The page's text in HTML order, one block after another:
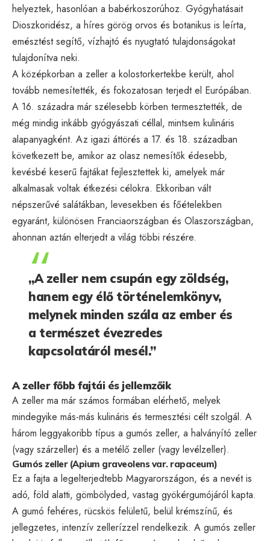
helyeztek, hasonlóan a babérkoszorúhoz. Gyógyhatásait
Dioszkoridész, a híres görög orvos és botanikus is leírta,
emésztést segítő, vízhajtó és nyugtató tulajdonságokat
tulajdonítva neki.
A középkorban a zeller a kolostorkertekbe került, ahol
tovább nemesítették, és fokozatosan terjedt el Európában.
A 16. századra már szélesebb körben termesztették, de
még mindig inkább gyógyászati céllal, mintsem kulináris
alapanyagként. Az igazi áttörés a 17. és 18. században
következett be, amikor az olasz nemesítők édesebb,
kevésbé keserű fajtákat fejlesztettek ki, amelyek már
alkalmasak voltak étkezési célokra. Ekkoriban vált
népszerűvé salátákban, levesekben és főételekben
egyaránt, különösen Franciaországban és Olaszországban,
ahonnan aztán elterjedt a világ többi részére.
„A zeller nem csupán egy zöldség,
hanem egy élő történelemkönyv,
melynek minden szála az ember és
a természet évezredes
kapcsolatáról mesél.”
A zeller főbb fajtái és jellemzőik
A zeller ma már számos formában elérhető, melyek
mindegyike más-más kulináris és termesztési célt szolgál. A
három leggyakoribb típus a gumós zeller, a halványító zeller
(vagy szárzeller) és a metélő zeller (vagy levélzeller).
Gumós zeller (Apium graveolens var. rapaceum)
Ez a fajta a legelterjedtebb Magyarországon, és a nevét is
adó, föld alatti, gömbölyded, vastag gyökérgumójáról kapta.
A gumó fehéres, rücskös felületű, belül krémszínű, és
jellegzetes, intenzív zellerízzel rendelkezik. A gumós zeller